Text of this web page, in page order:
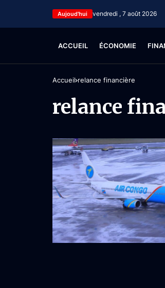
Aujoud'hui vendredi , 7 août 2026
ACCUEIL ÉCONOMIE
Accueil relance financière
relance